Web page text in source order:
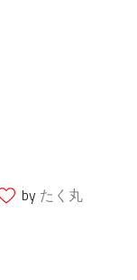
by たく丸